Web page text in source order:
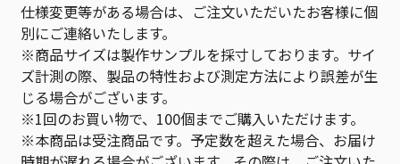
仕様変更等がある場合は、ご注文いただいたお客様に個
別にご連絡いたします。
※商品サイズは製作サンプルを採寸しております。サイ
ズ計測の際、製品の特性および測定方法により誤差が生
じる場合がございます。
※1回のお買い物で、100個までご購入いただけます。
※本商品は受注商品です。予定数を超えた場合、お届け